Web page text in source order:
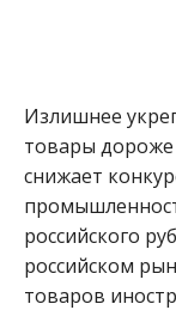
Излишнее
товары дороже
снижает
российского
российском
товаров